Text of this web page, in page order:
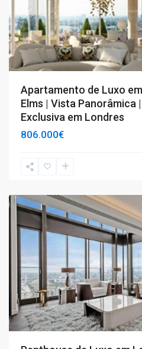
Apartamento de Luxo
Elms | Vista Panorâmica
Exclusiva em Londres
806.000€
T4+